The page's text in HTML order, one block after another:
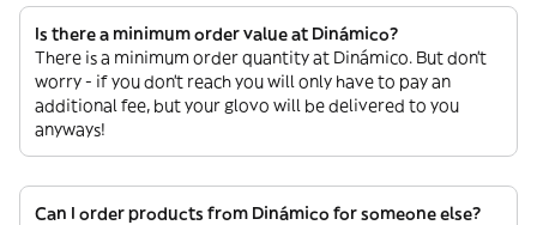
Is there a minimum order value at Dinámico?
There is a minimum order quantity at Dinámico. But don’t
worry - if you don’t reach you will only have to pay an
additional fee, but your glovo will be delivered to you
anyways!
Can I order products from Dinámico for someone else?